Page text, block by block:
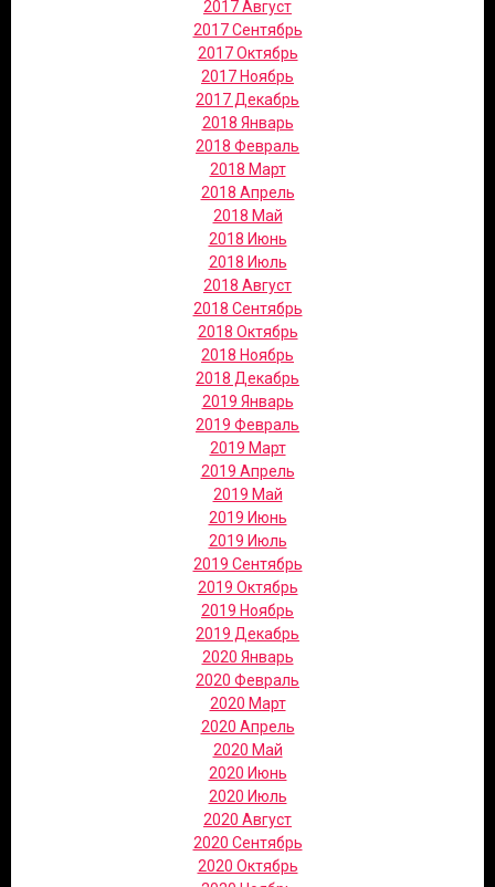
2017 Август
2017 Сентябрь
2017 Октябрь
2017 Ноябрь
2017 Декабрь
2018 Январь
2018 Февраль
2018 Март
2018 Апрель
2018 Май
2018 Июнь
2018 Июль
2018 Август
2018 Сентябрь
2018 Октябрь
2018 Ноябрь
2018 Декабрь
2019 Январь
2019 Февраль
2019 Март
2019 Апрель
2019 Май
2019 Июнь
2019 Июль
2019 Сентябрь
2019 Октябрь
2019 Ноябрь
2019 Декабрь
2020 Январь
2020 Февраль
2020 Март
2020 Апрель
2020 Май
2020 Июнь
2020 Июль
2020 Август
2020 Сентябрь
2020 Октябрь